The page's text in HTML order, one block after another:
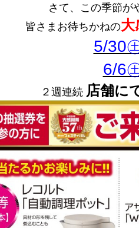
さて、この季節が
皆さまお待ちかねの大
5/30
6/6
２週連続 店舗に